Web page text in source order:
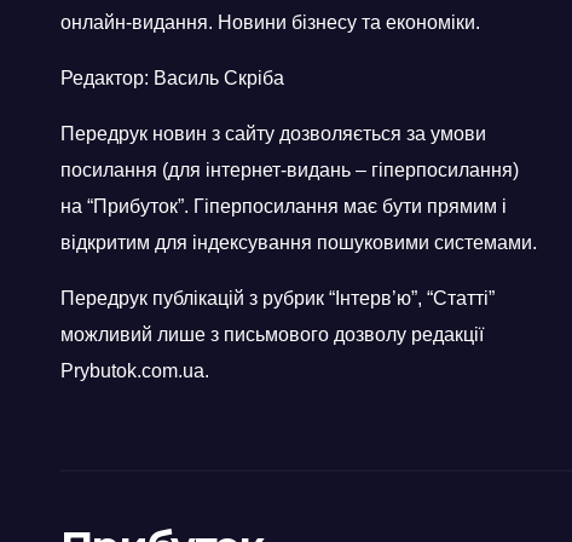
онлайн-видання. Новини бізнесу та економіки.
Редактор: Василь Скріба
Передрук новин з сайту дозволяється за умови
посилання (для інтернет-видань – гіперпосилання)
на “Прибуток”. Гіперпосилання має бути прямим і
відкритим для індексування пошуковими системами.
Передрук публікацій з рубрик “Інтерв’ю”, “Статті”
можливий лише з письмового дозволу редакції
Prybutok.com.ua.